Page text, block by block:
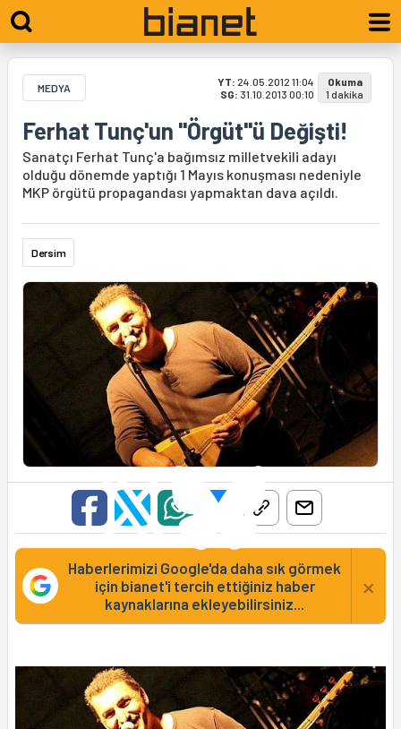
MEDYA YT: 24.05.2012 11:04
SG: 31.10.2013 00:10
Okuma
1 dakika
Ferhat Tunç'un "Örgüt"ü Değişti!
Sanatçı Ferhat Tunç'a bağımsız milletvekili adayı
olduğu dönemde yaptığı 1 Mayıs konuşması nedeniyle
MKP örgütü propagandası yapmaktan dava açıldı.
Dersim
Haberlerimizi Google'da daha sık görmek
için bianet'i tercih ettiğiniz haber
kaynaklarına ekleyebilirsiniz...
×